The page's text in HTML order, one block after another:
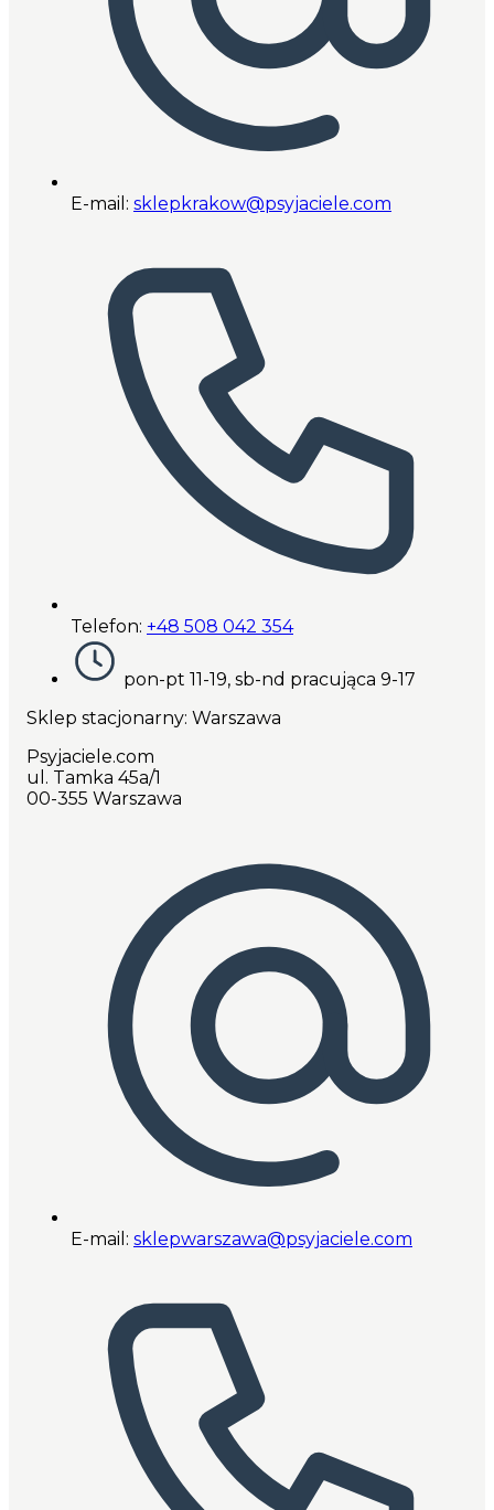
E-mail: sklepkrakow@psyjaciele.com
Telefon: +48 508 042 354
pon-pt 11-19, sb-nd pracująca 9-17
Sklep stacjonarny: Warszawa
Psyjaciele.com
ul. Tamka 45a/1
00-355 Warszawa
E-mail: sklepwarszawa@psyjaciele.com